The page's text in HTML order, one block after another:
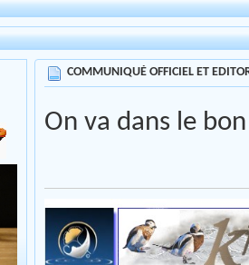
COMMUNIQUÉ OFFICIEL ET
On va dans le